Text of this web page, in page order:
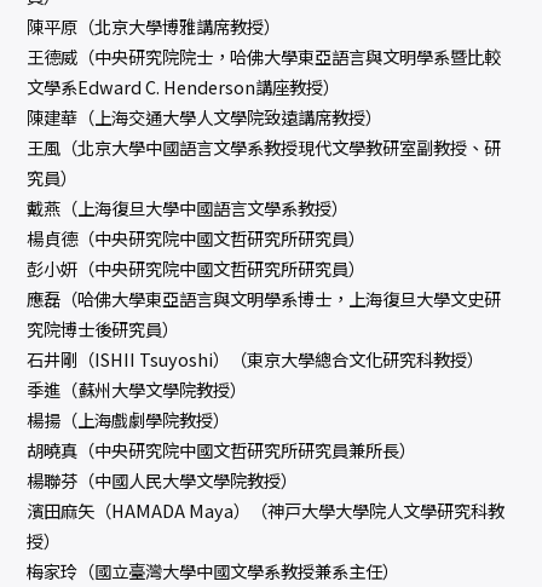
陳平原（北京大學博雅講席教授）
王德威（中央研究院院士，哈佛大學東亞語言與文明學系暨比較
文學系Edward C. Henderson講座教授）
陳建華（上海交通大學人文學院致遠講席教授）
王風（北京大學中國語言文學系教授現代文學教研室副教授、研
究員）
戴燕（上海復旦大學中國語言文學系教授）
楊貞德（中央研究院中國文哲研究所研究員）
彭小妍（中央研究院中國文哲研究所研究員）
應磊（哈佛大學東亞語言與文明學系博士，上海復旦大學文史研
究院博士後研究員）
石井剛（ISHII Tsuyoshi）（東京大學總合文化研究科教授）
季進（蘇州大學文學院教授）
楊揚（上海戲劇學院教授）
胡曉真（中央研究院中國文哲研究所研究員兼所長）
楊聯芬（中國人民大學文學院教授）
濱田麻矢（HAMADA Maya）（神戸大學大學院人文學研究科教
授）
梅家玲（國立臺灣大學中國文學系教授兼系主任）